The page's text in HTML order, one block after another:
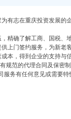
有志在重庆投资发展的
精确了解工商、国税、
上门签约服务，为新老
本，得到企业的支持与信
规范的代理合同及保密
服务有任何意见或需要